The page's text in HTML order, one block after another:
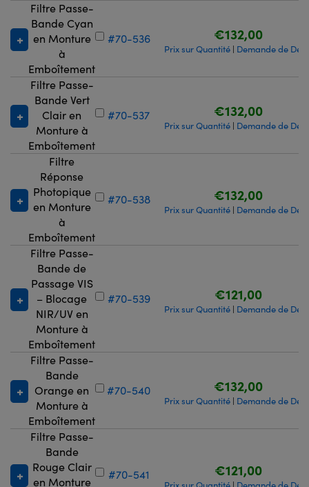
Filtre Passe-
Bande Cyan
en Monture
à
Emboîtement
#70-536 €132,00
Prix sur Quantité| Demande de
Filtre Passe-
Bande Vert
Clair en
Monture à
Emboîtement
#70-537 €132,00
Prix sur Quantité| Demande de
Filtre
Réponse
Photopique
en Monture
à
Emboîtement
#70-538 €132,00
Prix sur Quantité| Demande de
Filtre Passe-
Bande de
Passage VIS
– Blocage
NIR/UV en
Monture à
Emboîtement
#70-539 €121,00
Prix sur Quantité| Demande de
Filtre Passe-
Bande
Orange en
Monture à
Emboîtement
#70-540 €132,00
Prix sur Quantité| Demande de
Filtre Passe-
Bande
Rouge Clair
en Monture
#70-541 €121,00